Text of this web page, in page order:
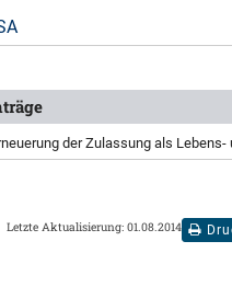
der Zulassung als Lebens-
Letzte Aktualisierung: 01.08.2014